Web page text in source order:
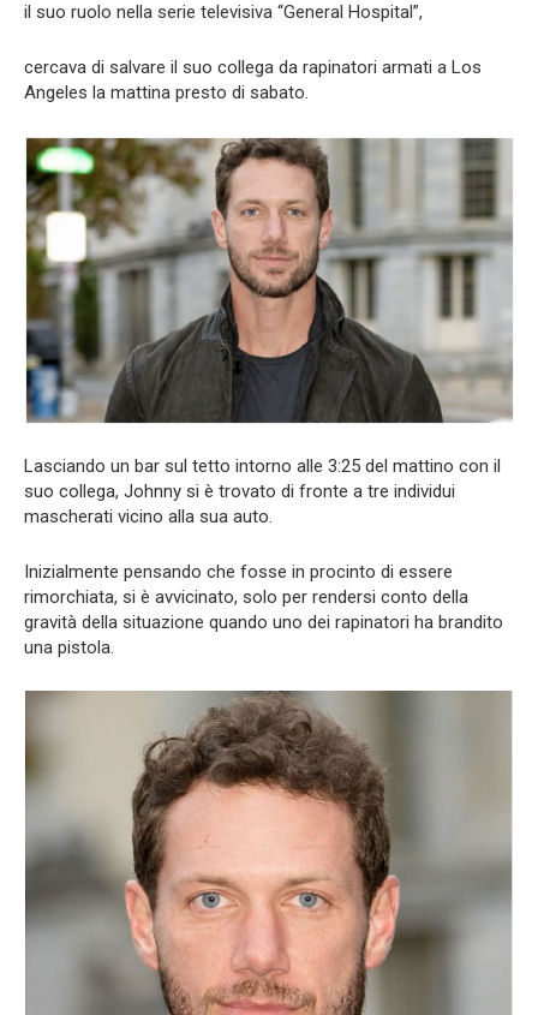
il suo ruolo nella serie televisiva “General Hospital”,
cercava di salvare il suo collega da rapinatori armati a Los
Angeles la mattina presto di sabato.
Lasciando un bar sul tetto intorno alle 3:25 del mattino con il
suo collega, Johnny si è trovato di fronte a tre individui
mascherati vicino alla sua auto.
Inizialmente pensando che fosse in procinto di essere
rimorchiata, si è avvicinato, solo per rendersi conto della
gravità della situazione quando uno dei rapinatori ha brandito
una pistola.